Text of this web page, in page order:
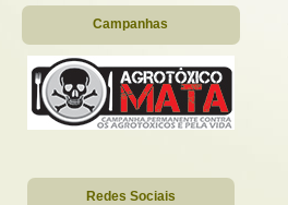
Campanhas
Redes Sociais